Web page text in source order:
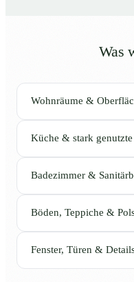
Was
Wohnräume &
Küche & stark genutzte
Badezimmer &
Böden, Teppiche &
Fenster, Türen &